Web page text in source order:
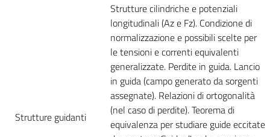
Strutture guidanti
Strutture cilindriche e potenziali
longitudinali (Az e Fz). Condizione di
normalizzazione e possibili scelte per
le tensioni e correnti equivalenti
generalizzate. Perdite in guida. Lancio
in guida (campo generato da sorgenti
assegnate). Relazioni di ortogonalità
(nel caso di perdite). Teorema di
equivalenza per studiare guide eccitate